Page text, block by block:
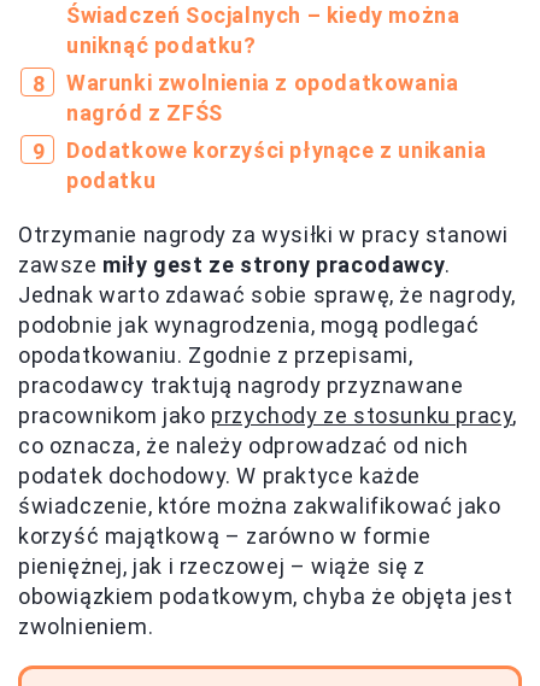
Świadczeń Socjalnych – kiedy można
uniknąć podatku?
Warunki zwolnienia z opodatkowania
nagród z ZFŚS
Dodatkowe korzyści płynące z unikania
podatku
Otrzymanie nagrody za wysiłki w pracy stanowi
zawsze miły gest ze strony pracodawcy.
Jednak warto zdawać sobie sprawę, że nagrody,
podobnie jak wynagrodzenia, mogą podlegać
opodatkowaniu. Zgodnie z przepisami,
pracodawcy traktują nagrody przyznawane
pracownikom jako przychody ze stosunku pracy,
co oznacza, że należy odprowadzać od nich
podatek dochodowy. W praktyce każde
świadczenie, które można zakwalifikować jako
korzyść majątkową – zarówno w formie
pieniężnej, jak i rzeczowej – wiąże się z
obowiązkiem podatkowym, chyba że objęta jest
zwolnieniem.